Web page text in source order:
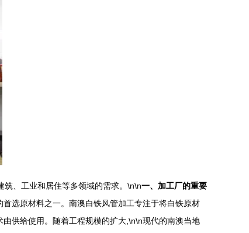
、工业和居住等多领域的需求。\n\n一、加工厂的重要
选原材料之一。南澳白铁风管加工专注于将白铁原材
供给使用。随着工程规模的扩大,\n\n现代的南澳当地